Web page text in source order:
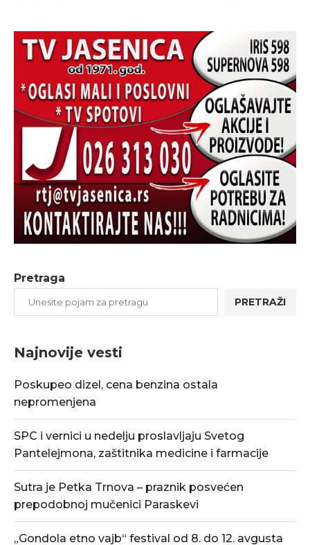
Pretraga
PRETRAŽI
Najnovije vesti
Poskupeo dizel, cena benzina ostala
nepromenjena
SPC i vernici u nedelju proslavljaju Svetog
Pantelejmona, zaštitnika medicine i farmacije
Sutra je Petka Trnova – praznik posvećen
prepodobnoj mučenici Paraskevi
„Gondola etno vajb“ festival od 8. do 12. avgusta